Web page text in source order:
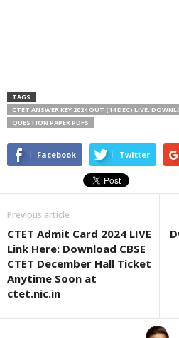
TAGS
CTET ANSWER KEY 2024 OUT (14 DEC) LIVE:
QUESTION PAPER PDFS
Facebook Twitter
Previous article
CTET Admit Card 2024 LIVE
Link Here: Download CBSE
CTET December Hall Ticket
Anytime Soon at
ctet.nic.in